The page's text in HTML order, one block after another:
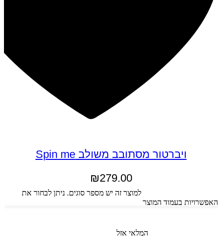
ויברטור מסתובב משולב Spin me
₪279.00
למוצר זה יש מספר סוגים. ניתן לבחור את
האפשרויות בעמוד המוצר
המלאי אזל